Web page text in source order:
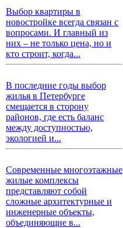
Выбор квартиры в
новостройке всегда связан с
вопросами. И главный из
них – не только цена, но и
кто строит, когда...
В последние годы выбор
жилья в Петербурге
смещается в сторону
районов, где есть баланс
между доступностью,
экологией и...
Современные многоэтажные
жилые комплексы
представляют собой
сложные архитектурные и
инженерные объекты,
объединяющие в...